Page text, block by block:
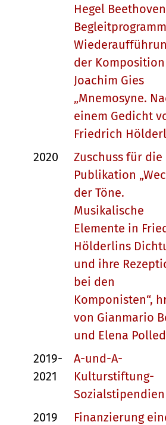
Hegel
der
Joachim Gies
„Mnemosyne.
einem Gedicht
Friedrich
2020
Zuschuss für die
Publikation
der Töne.
Musikalische
Elemente in
Hölderlins
und ihre
bei den
Komponisten“,
von Gianmario
und Elena
2019-
2021
A-und-A-
Kulturstiftung-
Sozialstipendien
2019
Finanzierung